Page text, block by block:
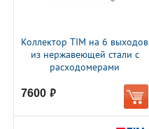
Коллектор TIM на 6 выходов
из нержавеющей стали с
расходомерами
7600 руб.